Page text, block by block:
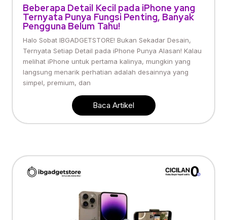
Beberapa Detail Kecil pada iPhone yang
Ternyata Punya Fungsi Penting, Banyak
Pengguna Belum Tahu!
Halo Sobat IBGADGETSTORE! Bukan Sekadar Desain,
Ternyata Setiap Detail pada iPhone Punya Alasan! Kalau
melihat iPhone untuk pertama kalinya, mungkin yang
langsung menarik perhatian adalah desainnya yang
simpel, premium, dan
Baca Artikel